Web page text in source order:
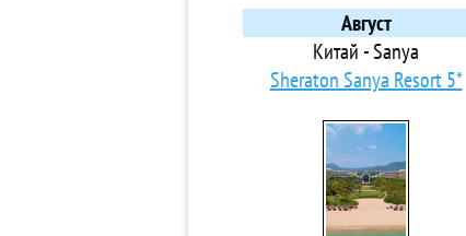
Август
Китай - Sanya
Sheraton Sanya Resort 5*